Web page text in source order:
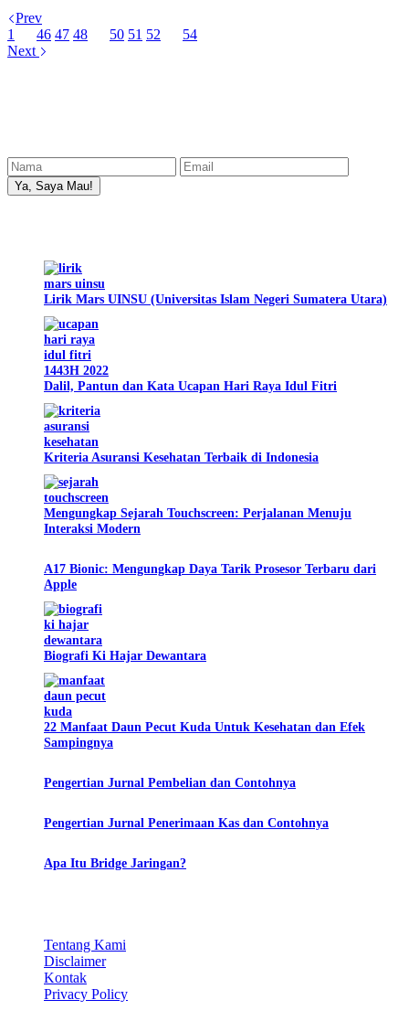
Prev
1
46 47 48 50 51 52
54
Next
Ya, Saya Mau!
Lirik Mars UINSU (Universitas Islam Negeri Sumatera Utara)
Dalil, Pantun dan Kata Ucapan Hari Raya Idul Fitri
Kriteria Asuransi Kesehatan Terbaik di Indonesia
Mengungkap Sejarah Touchscreen: Perjalanan Menuju
Interaksi Modern
A17 Bionic: Mengungkap Daya Tarik Prosesor Terbaru dari
Apple
Biografi Ki Hajar Dewantara
22 Manfaat Daun Pecut Kuda Untuk Kesehatan dan Efek
Sampingnya
Pengertian Jurnal Pembelian dan Contohnya
Pengertian Jurnal Penerimaan Kas dan Contohnya
Apa Itu Bridge Jaringan?
Tentang Kami
Disclaimer
Kontak
Privacy Policy